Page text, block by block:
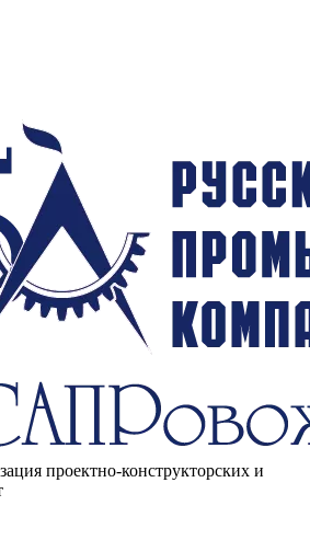
проектно-конструкторских и